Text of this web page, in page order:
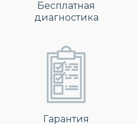
Бесплатная
диагностика
Гарантия